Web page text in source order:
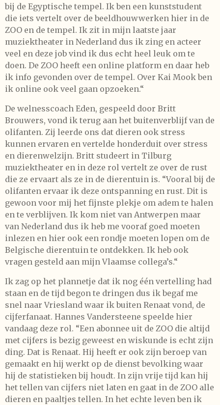
bij de Egyptische tempel. Ik ben een kunststudent
die iets vertelt over de beeldhouwwerken hier in de
ZOO en de tempel. Ik zit in mijn laatste jaar
muziektheater in Nederland dus ik zing en acteer
veel en deze job vind ik dus echt heel leuk om te
doen. De ZOO heeft een online platform en daar heb
ik info gevonden over de tempel. Over Kai Mook ben
ik online ook veel gaan opzoeken.“
De welnesscoach Eden, gespeeld door Britt
Brouwers, vond ik terug aan het buitenverblijf van de
olifanten. Zij leerde ons dat dieren ook stress
kunnen ervaren en vertelde honderduit over stress
en dierenwelzijn. Britt studeert in Tilburg
muziektheater en in deze rol vertelt ze over de rust
die ze ervaart als ze in de dierentuin is. “Vooral bij de
olifanten ervaar ik deze ontspanning en rust. Dit is
gewoon voor mij het fijnste plekje om adem te halen
en te verblijven. Ik kom niet van Antwerpen maar
van Nederland dus ik heb me vooraf goed moeten
inlezen en hier ook een rondje moeten lopen om de
Belgische dierentuin te ontdekken. Ik heb ook
vragen gesteld aan mijn Vlaamse collega’s.“
Ik zag op het plannetje dat ik nog één vertelling had
staan en de tijd begon te dringen dus ik begaf me
snel naar Vriesland waar ik buiten Renaat vond, de
cijferfanaat. Hannes Vandersteene speelde hier
vandaag deze rol. “Een abonnee uit de ZOO die altijd
met cijfers is bezig geweest en wiskunde is echt zijn
ding. Dat is Renaat. Hij heeft er ook zijn beroep van
gemaakt en hij werkt op de dienst bevolking waar
hij de statistieken bij houdt. In zijn vrije tijd kan hij
het tellen van cijfers niet laten en gaat in de ZOO alle
dieren en paaltjes tellen. In het echte leven ben ik